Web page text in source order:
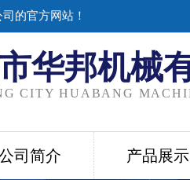
的官方网站！
华邦机械
CITY HUABANG
司简介 产品展示